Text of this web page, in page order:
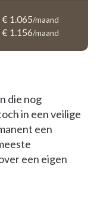
1.065/maand
1.156/maand
die nog
in een veilige
een
een eigen